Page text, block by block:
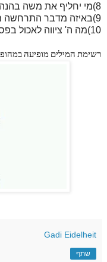
8)מי יחליף את משה בהנהגת בני ישראל
9)באיזה מדבר התרחשה מריבת קדש
10)מה ה' ציווה לאכול בפסח
רשימת המילים מופיעה
Gadi Eidelheit
שתף